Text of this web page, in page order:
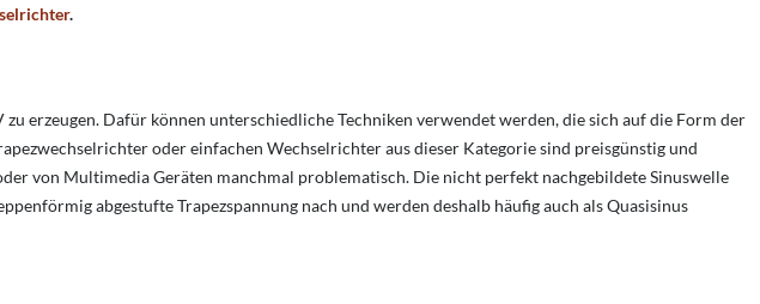
.
erzeugen. Dafür können unterschiedliche Techniken verwendet werden, die sich auf die Form der
oder einfachen Wechselrichter aus dieser Kategorie sind preisgünstig und
von Multimedia Geräten manchmal problematisch. Die nicht perfekt nachgebildete Sinuswelle
abgestufte Trapezspannung nach und werden deshalb häufig auch als Quasisinus